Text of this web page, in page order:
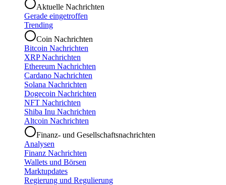
Aktuelle Nachrichten
Gerade eingetroffen
Trending
Coin Nachrichten
Bitcoin Nachrichten
XRP Nachrichten
Ethereum Nachrichten
Cardano Nachrichten
Solana Nachrichten
Dogecoin Nachrichten
NFT Nachrichten
Shiba Inu Nachrichten
Altcoin Nachrichten
Finanz- und Gesellschaftsnachrichten
Analysen
Finanz Nachrichten
Wallets und Börsen
Marktupdates
Regierung und Regulierung